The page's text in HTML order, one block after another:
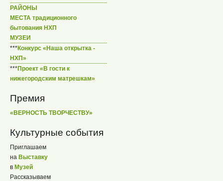
РАЙОНЫ
МЕСТА традиционного
бытования НХП
МУЗЕИ
***Конкурс «Наша открытка -
НХП»
***Проект «В гости к
нижегородским матрешкам»
Премия
«ВЕРНОСТЬ ТВОРЧЕСТВУ»
Культурные события
Приглашаем
на Выставку
в Музей
Рассказываем